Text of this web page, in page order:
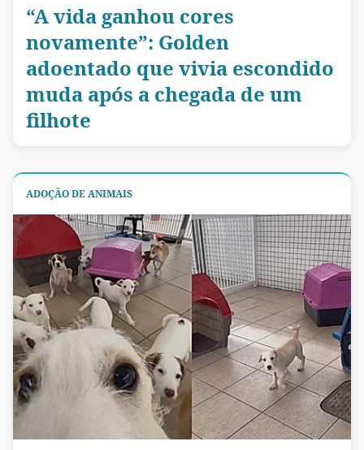
“A vida ganhou cores
novamente”: Golden
adoentado que vivia escondido
muda após a chegada de um
filhote
ADOÇÃO DE ANIMAIS